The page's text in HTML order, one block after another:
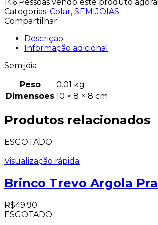
146 Pessoas vendo este produto agora!
Categorias: Colar, SEMIJOIAS
Compartilhar
Descrição
Informação adicional
Semijoia
Peso
0.01 kg
Dimensões 10 × 8 × 8 cm
Produtos relacionados
ESGOTADO
Visualização rápida
Brinco Trevo Argola
R$49.90
ESGOTADO